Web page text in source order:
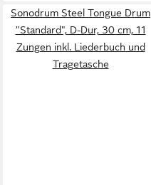
Sonodrum Steel Tongue Drum
"Standard", D-Dur, 30 cm, 11
Zungen inkl. Liederbuch und
Tragetasche